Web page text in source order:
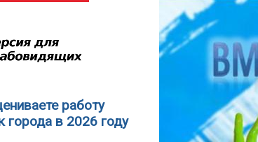
работу
города в 2026 году